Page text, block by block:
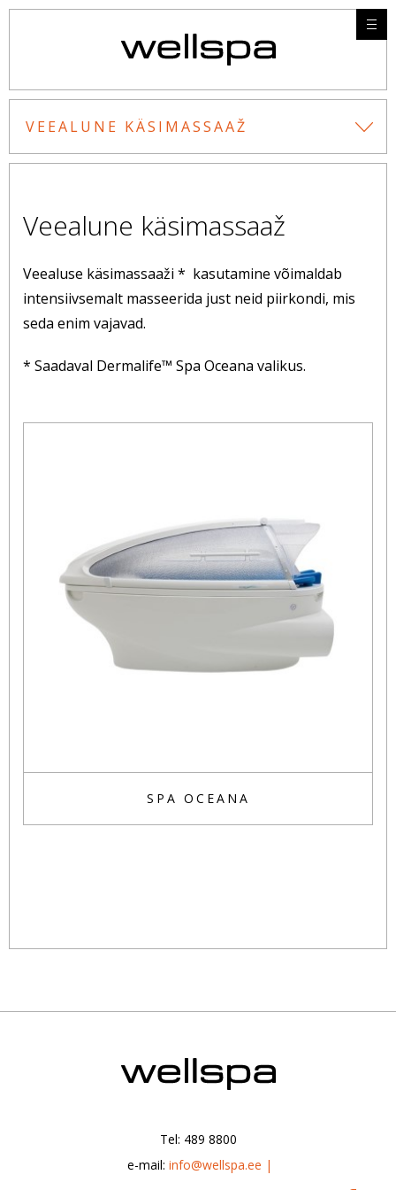
VEEALUNE KÄSIMASSAAŽ
Veealune käsimassaaž
Veealuse käsimassaaži * kasutamine võimaldab
intensiivsemalt masseerida just neid piirkondi, mis
seda enim vajavad.
* Saadaval Dermalife™ Spa Oceana valikus.
SPA OCEANA
Tel: 489 8800
|
e-mail: info@wellspa.ee |